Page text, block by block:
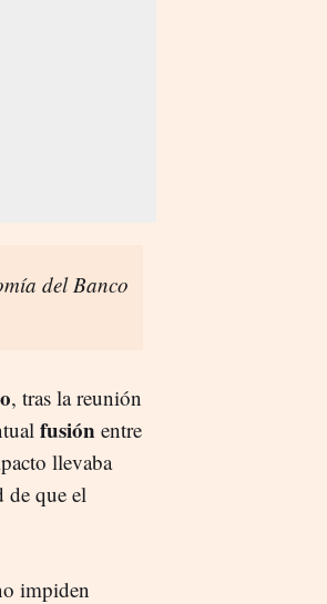
del Banco
, tras la reunión
fusión entre
llevaba
de que el
impiden